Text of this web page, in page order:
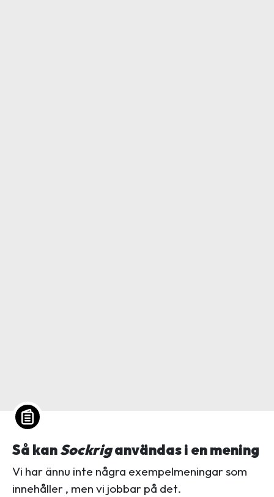
Så kanSockriganvändas i en mening
Vi har ännu inte några exempelmeningar som
innehåller , men vi jobbar på det.